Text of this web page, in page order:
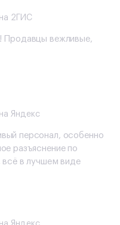
на 2ГИС
Продавцы вежливые,
на Яндекс
персонал, особенно
разъяснение по
в лучшем виде